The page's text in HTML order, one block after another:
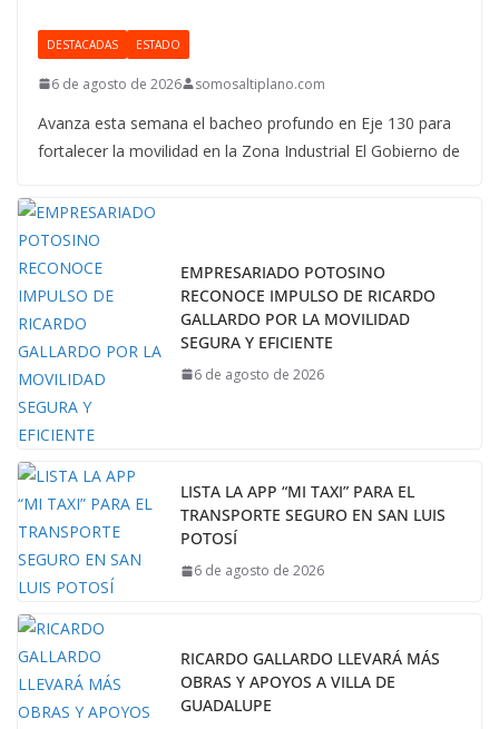
DESTACADAS ESTADO
6 de agosto de 2026 somosaltiplano.com
Avanza esta semana el bacheo profundo en Eje 130 para
fortalecer la movilidad en la Zona Industrial El Gobierno de
EMPRESARIADO POTOSINO
RECONOCE IMPULSO DE RICARDO
GALLARDO POR LA MOVILIDAD
SEGURA Y EFICIENTE
6 de agosto de 2026
LISTA LA APP “MI TAXI” PARA EL
TRANSPORTE SEGURO EN SAN LUIS
POTOSÍ
6 de agosto de 2026
RICARDO GALLARDO LLEVARÁ MÁS
OBRAS Y APOYOS A VILLA DE
GUADALUPE